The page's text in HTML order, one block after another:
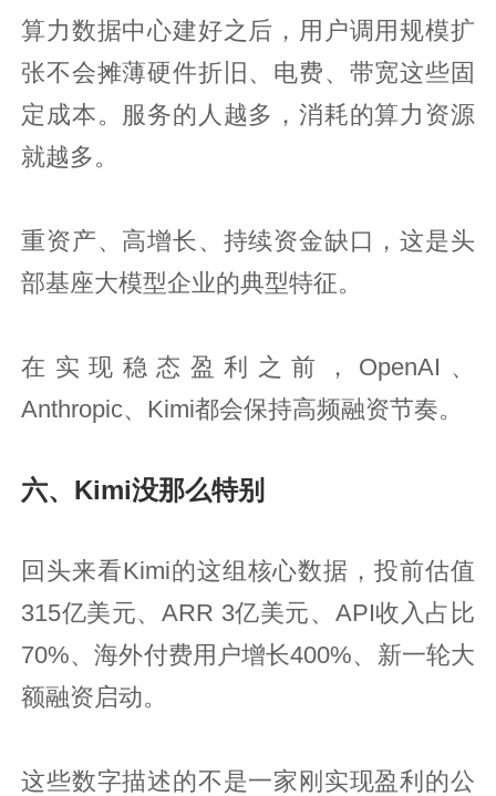
算力数据中心建好之后，用户调用规模扩
张不会摊薄硬件折旧、电费、带宽这些固
定成本。服务的人越多，消耗的算力资源
就越多。
重资产、高增长、持续资金缺口，这是头
部基座大模型企业的典型特征。
在实现稳态盈利之前，OpenAI、
Anthropic、Kimi都会保持高频融资节奏。
六、Kimi没那么特别
回头来看Kimi的这组核心数据，投前估值
315亿美元、ARR 3亿美元、API收入占比
70%、海外付费用户增长400%、新一轮大
额融资启动。
这些数字描述的不是一家刚实现盈利的公